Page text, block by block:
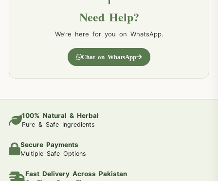
Need Help?
We’re here for you on WhatsApp.
Chat on WhatsApp
100% Natural & Herbal
Pure & Safe Ingredients
Secure Payments
Multiple Safe Options
Fast Delivery Across Pakistan